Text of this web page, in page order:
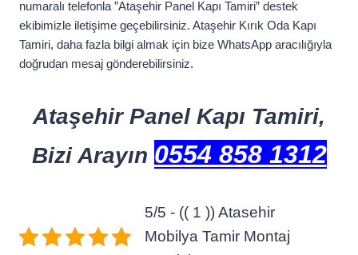
numaralı telefonla ”Ataşehir Panel Kapı Tamiri” destek
ekibimizle iletişime geçebilirsiniz. Ataşehir Kırık Oda Kapı
Tamiri, daha fazla bilgi almak için bize WhatsApp aracılığıyla
doğrudan mesaj gönderebilirsiniz.
Ataşehir Panel Kapı Tamiri,
Bizi Arayın 0554 858 1312
5/5 - (( 1 )) Atasehir
Mobilya Tamir Montaj